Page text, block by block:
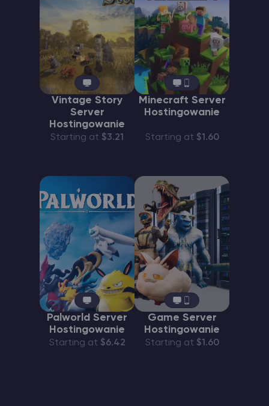
Vintage Story
Server
Hostingowanie
Starting at $3.21
Minecraft Server
Hostingowanie
Starting at $1.60
Palworld Server
Hostingowanie
Starting at $6.42
Game Server
Hostingowanie
Starting at $1.60